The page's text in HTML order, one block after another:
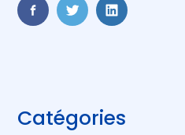
FaceBook
TwitterLinkedIn
Blog
Catégories